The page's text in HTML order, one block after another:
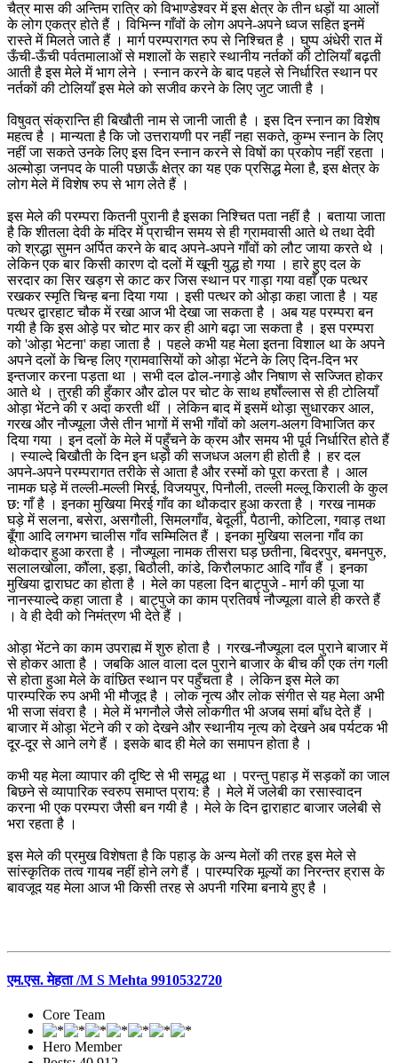
चैत्र मास की अन्तिम रात्रि को विभाण्डेश्वर में इस क्षेत्र के तीन धड़ों या आलों
के लोग एकत्र होते हैं । विभिन्न गाँवों के लोग अपने-अपने ध्वज सहित इनमें
रास्ते में मिलते जाते हैं । मार्ग परम्परागत रुप से निश्चित है । घुप्प अंधेरी रात में
ऊँची-ऊँची पर्वतमालाओं से मशालों के सहारे स्थानीय नर्तकों की टोलियाँ बढ़ती
आती है इस मेले में भाग लेने । स्नान करने के बाद पहले से निर्धारित स्थान पर
नर्तकों की टोलियाँ इस मेले को सजीव करने के लिए जुट जाती है ।
विषुवत् संक्रान्ति ही बिखौती नाम से जानी जाती है । इस दिन स्नान का विशेष
महत्व है । मान्यता है कि जो उत्तरायणी पर नहीं नहा सकते, कुम्भ स्नान के लिए
नहीं जा सकते उनके लिए इस दिन स्नान करने से विषों का प्रकोप नहीं रहता ।
अल्मोड़ा जनपद के पाली पछाऊँ क्षेत्र का यह एक प्रसिद्ध मेला है, इस क्षेत्र के
लोग मेले में विशेष रुप से भाग लेते हैं ।
इस मेले की परम्परा कितनी पुरानी है इसका निश्चित पता नहीं है । बताया जाता
है कि शीतला देवी के मंदिर में प्राचीन समय से ही ग्रामवासी आते थे तथा देवी
को श्रद्धा सुमन अर्पित करने के बाद अपने-अपने गाँवों को लौट जाया करते थे ।
लेकिन एक बार किसी कारण दो दलों में खूनी युद्ध हो गया । हारे हुए दल के
सरदार का सिर खड्ग से काट कर जिस स्थान पर गाड़ा गया वहाँ एक पत्थर
रखकर स्मृति चिन्ह बना दिया गया । इसी पत्थर को ओड़ा कहा जाता है । यह
पत्थर द्वारहाट चौक में रखा आज भी देखा जा सकता है । अब यह परम्परा बन
गयी है कि इस ओड़े पर चोट मार कर ही आगे बढ़ा जा सकता है । इस परम्परा
को 'ओड़ा भेटना' कहा जाता है । पहले कभी यह मेला इतना विशाल था के अपने
अपने दलों के चिन्ह लिए ग्रामवासियों को ओड़ा भेंटने के लिए दिन-दिन भर
इन्तजार करना पड़ता था । सभी दल ढोल-नगाड़े और निषाण से सज्जित होकर
आते थे । तुरही की हुँकार और ढोल पर चोट के साथ हर्षोंल्लास से ही टोलियाँ
ओड़ा भेंटने की र अदा करती थीं । लेकिन बाद में इसमें थोड़ा सुधारकर आल,
गरख और नौज्यूला जैसे तीन भागों में सभी गाँवों को अलग-अलग विभाजित कर
दिया गया । इन दलों के मेले में पहुँचने के क्रम और समय भी पूर्व निर्धारित होते हैं
। स्याल्दे बिखौती के दिन इन धड़ों की सजधज अलग ही होती है । हर दल
अपने-अपने परम्परागत तरीके से आता है और रस्मों को पूरा करता है । आल
नामक घड़े में तल्ली-मल्ली मिरई, विजयपुर, पिनौली, तल्ली मल्लू किराली के कुल
छ: गाँ है । इनका मुखिया मिरई गाँव का थौकदार हुआ करता है । गरख नामक
घड़े में सलना, बसेरा, असगौली, सिमलगाँव, बेदूली, पैठानी, कोटिला, गवाड़ तथा
बूँगा आदि लगभग चालीस गाँव सम्मिलित हैं । इनका मुखिया सलना गाँव का
थोकदार हुआ करता है । नौज्यूला नामक तीसरा घड़ छतीना, बिदरपुर, बमनपुरु,
सलालखोला, कौंला, इड़ा, बिठौली, कांडे, किरौलफाट आदि गाँव हैं । इनका
मुखिया द्वाराघट का होता है । मेले का पहला दिन बाट्पुजे - मार्ग की पूजा या
नानस्याल्दे कहा जाता है । बाट्पुजे का काम प्रतिवर्ष नौज्यूला वाले ही करते हैं
। वे ही देवी को निमंत्रण भी देते हैं ।
ओड़ा भेंटने का काम उपराह्म में शुरु होता है । गरख-नौज्यूला दल पुराने बाजार में
से होकर आता है । जबकि आल वाला दल पुराने बाजार के बीच की एक तंग गली
से होता हुआ मेले के वांछित स्थान पर पहुँचता है । लेकिन इस मेले का
पारम्परिक रुप अभी भी मौजूद है । लोक नृत्य और लोक संगीत से यह मेला अभी
भी सजा संवरा है । मेले में भगनौले जैसे लोकगीत भी अजब समां बाँध देते हैं ।
बाजार में ओड़ा भेंटने की र को देखने और स्थानीय नृत्य को देखने अब पर्यटक भी
दूर-दूर से आने लगे हैं । इसके बाद ही मेले का समापन होता है ।
कभी यह मेला व्यापार की दृष्टि से भी समृद्ध था । परन्तु पहाड़ में सड़कों का जाल
बिछने से व्यापारिक स्वरुप समाप्त प्राय: है । मेले में जलेबी का रसास्वादन
करना भी एक परम्परा जैसी बन गयी है । मेले के दिन द्वाराहाट बाजार जलेबी से
भरा रहता है ।
इस मेले की प्रमुख विशेषता है कि पहाड़ के अन्य मेलों की तरह इस मेले से
सांस्कृतिक तत्व गायब नहीं होने लगे हैं । पारम्परिक मूल्यों का निरन्तर ह्रास के
बावजूद यह मेला आज भी किसी तरह से अपनी गरिमा बनाये हुए है ।
एम.एस. मेहता /M S Mehta 9910532720
Core Team
Hero Member